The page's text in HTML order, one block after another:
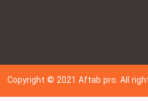
Copyright © 202 1Aftab pro. All